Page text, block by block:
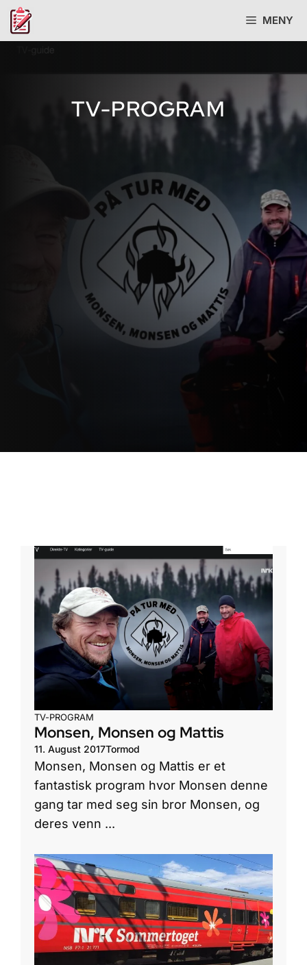
Hopp
MENY
TV-PROGRAM
TV-PROGRAM
Monsen, Monsen og Mattis
11. August 2017Tormod
Monsen, Monsen og Mattis er et
fantastisk program hvor Monsen denne
gang tar med seg sin bror Monsen, og
deres venn ...